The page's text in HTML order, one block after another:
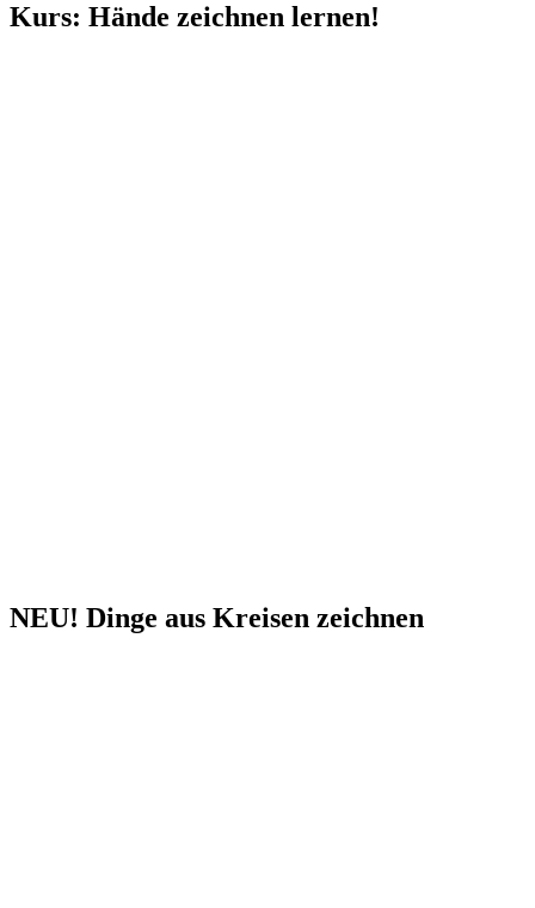
Kurs: Hände zeichnen lernen!
NEU! Dinge aus Kreisen zeichnen